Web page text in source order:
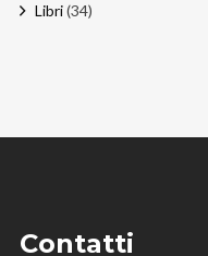
Libri(34)
Contatti